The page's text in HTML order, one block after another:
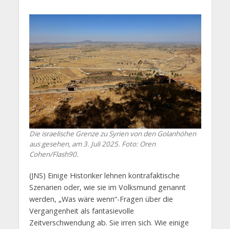
Die israelische Grenze zu Syrien von den Golanhöhen
aus gesehen, am 3. Juli 2025. Foto: Oren
Cohen/Flash90.
(JNS) Einige Historiker lehnen kontrafaktische
Szenarien oder, wie sie im Volksmund genannt
werden, „Was wäre wenn“-Fragen über die
Vergangenheit als fantasievolle
Zeitverschwendung ab. Sie irren sich. Wie einige